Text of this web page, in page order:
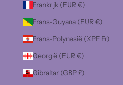
Frankrijk (EUR €)
Frans-Guyana (EUR €)
Frans-Polynesië (XPF Fr)
Georgië (EUR €)
Gibraltar (GBP £)